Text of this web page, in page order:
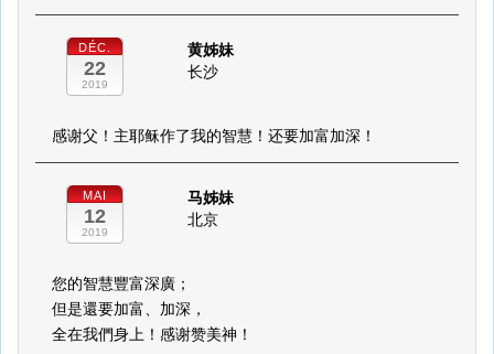
DÉC.
22
2019
黄姊妹
长沙
感谢父！主耶稣作了我的智慧！还要加富加深！
MAI
12
2019
马姊妹
北京
您的智慧豐富深廣；
但是還要加富、加深，
全在我們身上！感谢赞美神！